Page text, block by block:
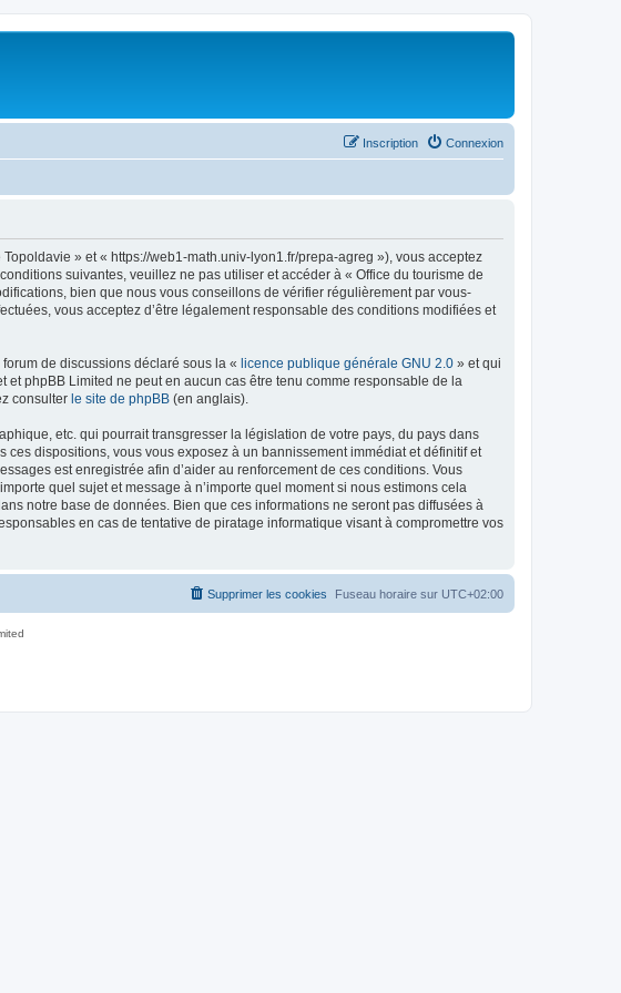
Connexion
Inscription
» et « https://web1-math.univ-lyon1.fr/prepa-agreg »), vous acceptez
suivantes, veuillez ne pas utiliser et accéder à « Office du tourisme de
bien que nous vous conseillons de vérifier régulièrement par vous-
vous acceptez d’être légalement responsable des conditions modifiées et
de discussions déclaré sous la « licence publique générale GNU 2.0 » et qui
phpBB Limited ne peut en aucun cas être tenu comme responsable de la
consulter le site de phpBB (en anglais).
etc. qui pourrait transgresser la législation de votre pays, du pays dans
dispositions, vous vous exposez à un bannissement immédiat et définitif et
est enregistrée afin d’aider au renforcement de ces conditions. Vous
quel sujet et message à n’importe quel moment si nous estimons cela
notre base de données. Bien que ces informations ne seront pas diffusées à
en cas de tentative de piratage informatique visant à compromettre vos
Fuseau horaire sur UTC+02:00
Supprimer les cookies